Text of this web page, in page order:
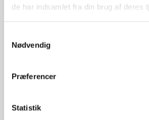
de har indsamlet fra din brug af deres
Nødvendig
Præferencer
Statistik